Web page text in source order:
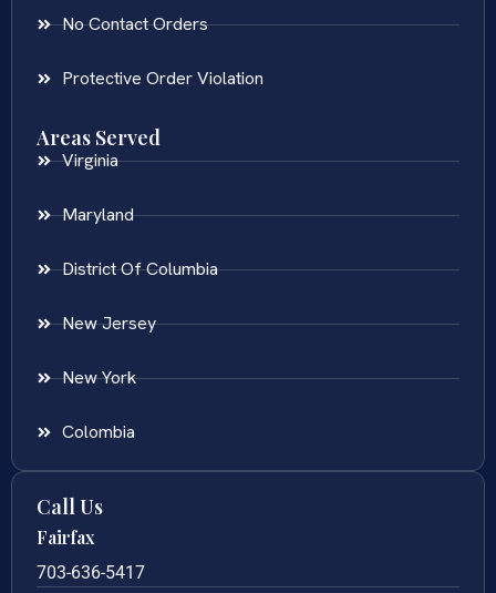
No Contact Orders
Protective Order Violation
Areas Served
Virginia
Maryland
District Of Columbia
New Jersey
New York
Colombia
Call Us
Fairfax
703-636-5417